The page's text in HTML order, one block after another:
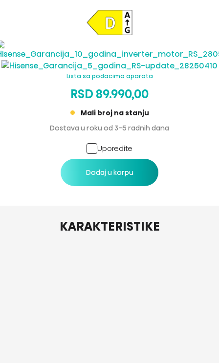
Lista sa podacima aparata
RSD 89.990,00
Mali broj na stanju
Dostava u roku od 3-5 radnih dana
Uporedite
Dodaj u korpu
KARAKTERISTIKE